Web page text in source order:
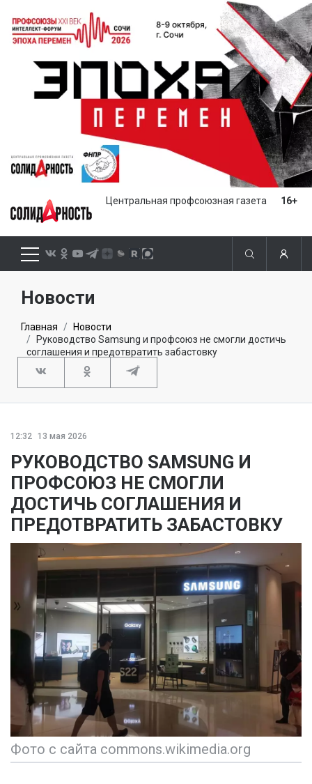
Центральная профсоюзная газета 16+
Новости
Главная
Новости
Руководство Samsung и профсоюз не смогли достичь
соглашения и предотвратить забастовку
12:32 13 мая 2026
РУКОВОДСТВО SAMSUNG И
ПРОФСОЮЗ НЕ СМОГЛИ
ДОСТИЧЬ СОГЛАШЕНИЯ И
ПРЕДОТВРАТИТЬ ЗАБАСТОВКУ
Фото с сайта commons.wikimedia.org